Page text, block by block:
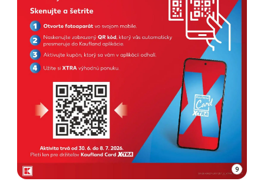
9